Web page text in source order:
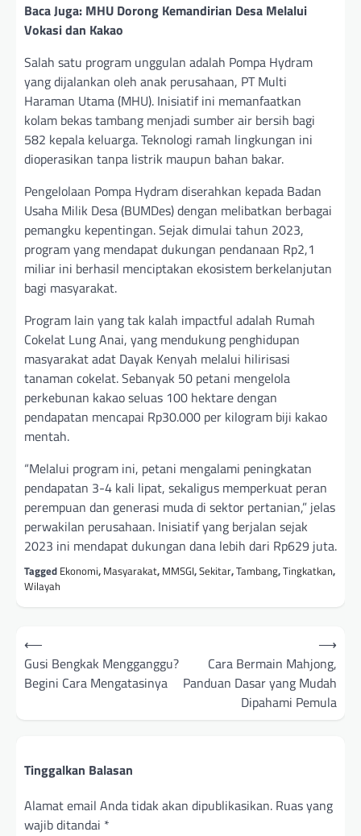
Baca Juga: MHU Dorong Kemandirian Desa Melalui
Vokasi dan Kakao
Salah satu program unggulan adalah Pompa Hydram
yang dijalankan oleh anak perusahaan, PT Multi
Haraman Utama (MHU). Inisiatif ini memanfaatkan
kolam bekas tambang menjadi sumber air bersih bagi
582 kepala keluarga. Teknologi ramah lingkungan ini
dioperasikan tanpa listrik maupun bahan bakar.
Pengelolaan Pompa Hydram diserahkan kepada Badan
Usaha Milik Desa (BUMDes) dengan melibatkan berbagai
pemangku kepentingan. Sejak dimulai tahun 2023,
program yang mendapat dukungan pendanaan Rp2,1
miliar ini berhasil menciptakan ekosistem berkelanjutan
bagi masyarakat.
Program lain yang tak kalah impactful adalah Rumah
Cokelat Lung Anai, yang mendukung penghidupan
masyarakat adat Dayak Kenyah melalui hilirisasi
tanaman cokelat. Sebanyak 50 petani mengelola
perkebunan kakao seluas 100 hektare dengan
pendapatan mencapai Rp30.000 per kilogram biji kakao
mentah.
“Melalui program ini, petani mengalami peningkatan
pendapatan 3-4 kali lipat, sekaligus memperkuat peran
perempuan dan generasi muda di sektor pertanian,” jelas
perwakilan perusahaan. Inisiatif yang berjalan sejak
2023 ini mendapat dukungan dana lebih dari Rp629 juta.
Tagged Ekonomi, Masyarakat, MMSGI,Sekitar,Tambang,Tingkatkan,
Wilayah
Navigasi
pos
⟵
Gusi Bengkak Mengganggu?
Begini Cara Mengatasinya
Cara Bermain Mahjong,
Panduan Dasar yang Mudah
Dipahami Pemula
⟶
Tinggalkan Balasan
Alamat email Anda tidak akan dipublikasikan. Ruas yang
wajib ditandai *